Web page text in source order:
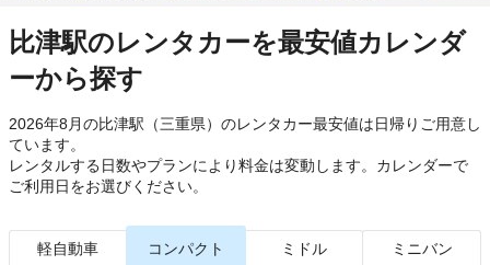
比津駅のレンタカーを最安値カレンダ
ーから探す
2026年8月の比津駅（三重県）のレンタカー最安値は日帰り ご用意し
ています。
レンタルする日数やプランにより料金は変動します。カレンダーで
ご利用日をお選びください。
軽自動車 コンパクト ミドル ミニバン